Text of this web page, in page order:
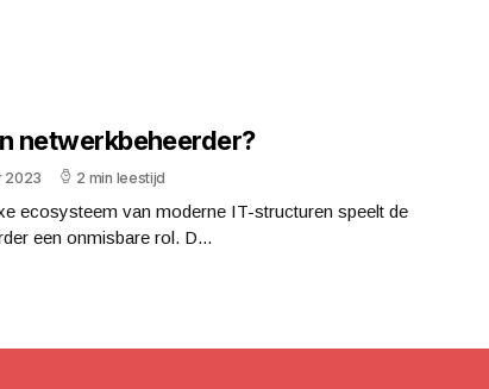
netwerkbeheerder?
2023 2 min leestijd
ecosysteem van moderne IT-structuren speelt de
een onmisbare rol. D...